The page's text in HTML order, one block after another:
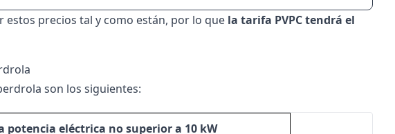
precios tal y como están, por lo quela tarifa PVPC tendrá el
son los siguientes:
potencia eléctrica no superior a 10 kW